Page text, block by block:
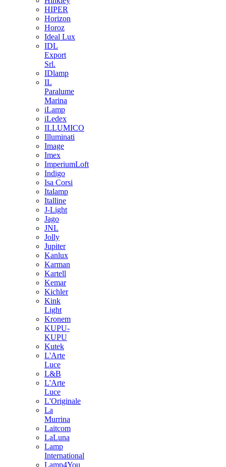
HIPER
Horizon
Horoz
Ideal Lux
IDL
Export
Srl.
IDlamp
IL
Paralume
Marina
iLamp
iLedex
ILLUMICO
Illuminati
Image
Imex
ImperiumLoft
Indigo
Isa Corsi
Italamp
Italline
J-Light
Jago
JNL
Jolly
Jupiter
Kanlux
Karman
Kartell
Kemar
Kichler
Kink
Light
Kronem
KUPU-
KUPU
Kutek
L'Arte
Luce
L&B
L'Arte
Luce
L'Originale
La
Murrina
Laitcom
LaLuna
Lamp
International
Lamp4You